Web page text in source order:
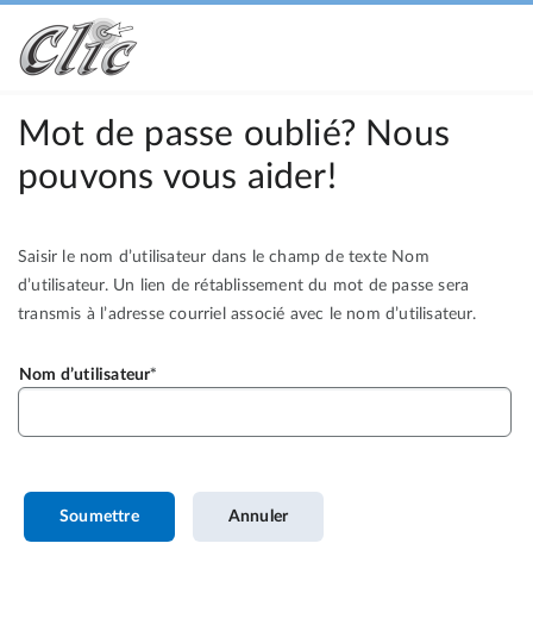
Mot de passe oublié? Nous
pouvons vous aider!
Saisir le nom d’utilisateur dans le champ de texte Nom
d’utilisateur. Un lien de rétablissement du mot de passe sera
transmis à l’adresse courriel associé avec le nom d’utilisateur.
Nom d’utilisateur
Soumettre Annuler